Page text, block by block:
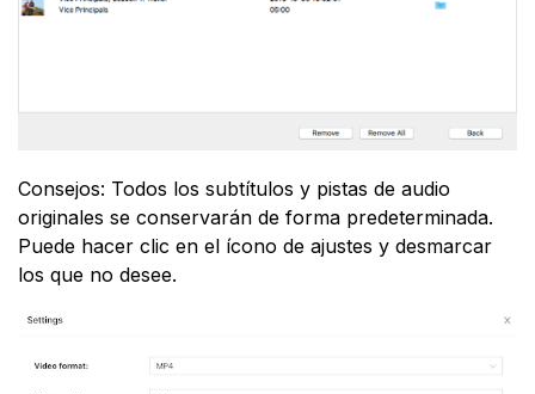
Consejos: Todos los subtítulos y pistas de audio
originales se conservarán de forma predeterminada.
Puede hacer clic en el ícono de ajustes y desmarcar
los que no desee.